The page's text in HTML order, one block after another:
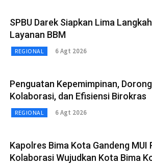
SPBU Darek Siapkan Lima
Layanan BBM
REGIONAL 6 Agt 2026
Penguatan Kepemimpinan,
Kolaborasi, dan Efisiensi Birokras
REGIONAL 6 Agt 2026
Kapolres Bima Kota Gandeng MUI
Kolaborasi Wujudkan Kota Bima